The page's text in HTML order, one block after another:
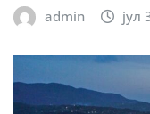
admin јул